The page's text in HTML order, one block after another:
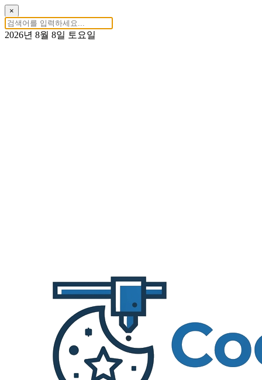
×
2026년 8월 8일 토요일